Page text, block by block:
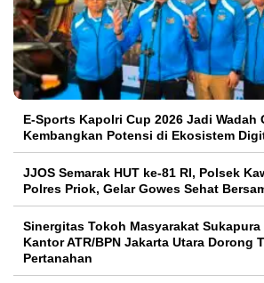
E-Sports Kapolri Cup 2026 Jadi Wadah
Kembangkan Potensi di Ekosistem
JJOS Semarak HUT ke-81 RI, Polsek
Polres Priok, Gelar Gowes Sehat
Sinergitas Tokoh Masyarakat
Kantor ATR/BPN Jakarta Utara Dorong
Pertanahan